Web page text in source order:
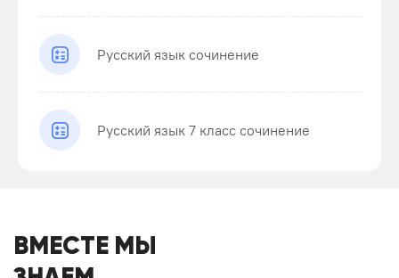
Русский язык сочинение
Русский язык 7 класс сочинение
ВМЕСТЕ МЫ